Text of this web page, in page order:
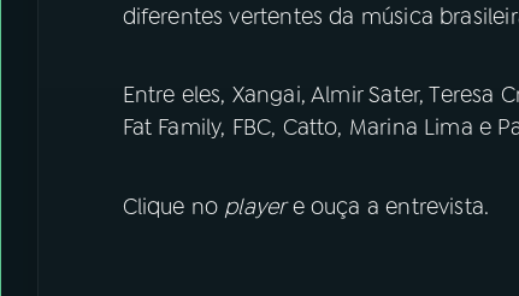
diferentes vertentes da música
Entre eles, Xangai, Almir Sater, Teresa
Fat Family, FBC, Catto, Marina Lima e
Clique no playere ouça a entrevista.